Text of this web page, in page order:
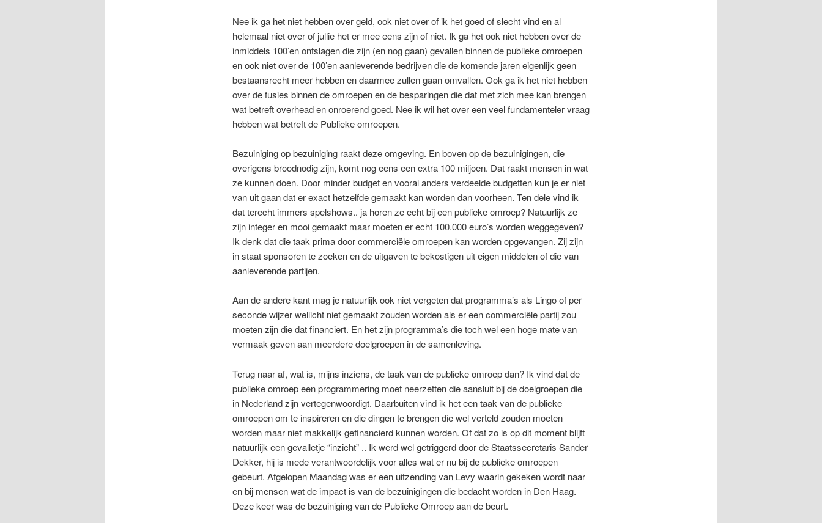
Nee ik ga het niet hebben over geld, ook niet over of ik het goed of slecht vind en al
helemaal niet over of jullie het er mee eens zijn of niet. Ik ga het ook niet hebben over de
inmiddels 100’en ontslagen die zijn (en nog gaan) gevallen binnen de publieke omroepen
en ook niet over de 100’en aanleverende bedrijven die de komende jaren eigenlijk geen
bestaansrecht meer hebben en daarmee zullen gaan omvallen. Ook ga ik het niet hebben
over de fusies binnen de omroepen en de besparingen die dat met zich mee kan brengen
wat betreft overhead en onroerend goed. Nee ik wil het over een veel fundamenteler vraag
hebben wat betreft de Publieke omroepen.
Bezuiniging op bezuiniging raakt deze omgeving. En boven op de bezuinigingen, die
overigens broodnodig zijn, komt nog eens een extra 100 miljoen. Dat raakt mensen in wat
ze kunnen doen. Door minder budget en vooral anders verdeelde budgetten kun je er niet
van uit gaan dat er exact hetzelfde gemaakt kan worden dan voorheen. Ten dele vind ik
dat terecht immers spelshows.. ja horen ze echt bij een publieke omroep? Natuurlijk ze
zijn integer en mooi gemaakt maar moeten er echt 100.000 euro’s worden weggegeven?
Ik denk dat die taak prima door commerciële omroepen kan worden opgevangen. Zij zijn
in staat sponsoren te zoeken en de uitgaven te bekostigen uit eigen middelen of die van
aanleverende partijen.
Aan de andere kant mag je natuurlijk ook niet vergeten dat programma’s als Lingo of per
seconde wijzer wellicht niet gemaakt zouden worden als er een commerciële partij zou
moeten zijn die dat financiert. En het zijn programma’s die toch wel een hoge mate van
vermaak geven aan meerdere doelgroepen in de samenleving.
Terug naar af, wat is, mijns inziens, de taak van de publieke omroep dan? Ik vind dat de
publieke omroep een programmering moet neerzetten die aansluit bij de doelgroepen die
in Nederland zijn vertegenwoordigt. Daarbuiten vind ik het een taak van de publieke
omroepen om te inspireren en die dingen te brengen die wel verteld zouden moeten
worden maar niet makkelijk gefinancierd kunnen worden. Of dat zo is op dit moment blijft
natuurlijk een gevalletje “inzicht” .. Ik werd wel getriggerd door de Staatssecretaris Sander
Dekker, hij is mede verantwoordelijk voor alles wat er nu bij de publieke omroepen
gebeurt. Afgelopen Maandag was er een uitzending van Levy waarin gekeken wordt naar
en bij mensen wat de impact is van de bezuinigingen die bedacht worden in Den Haag.
Deze keer was de bezuiniging van de Publieke Omroep aan de beurt.